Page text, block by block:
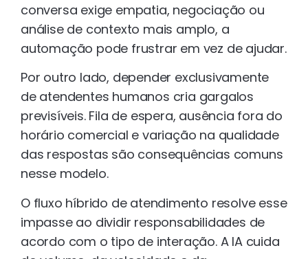
conversa exige empatia, negociação ou
análise de contexto mais amplo, a
automação pode frustrar em vez de ajudar.
Por outro lado, depender exclusivamente
de atendentes humanos cria gargalos
previsíveis. Fila de espera, ausência fora do
horário comercial e variação na qualidade
das respostas são consequências comuns
nesse modelo.
O fluxo híbrido de atendimento resolve esse
impasse ao dividir responsabilidades de
acordo com o tipo de interação. A IA cuida